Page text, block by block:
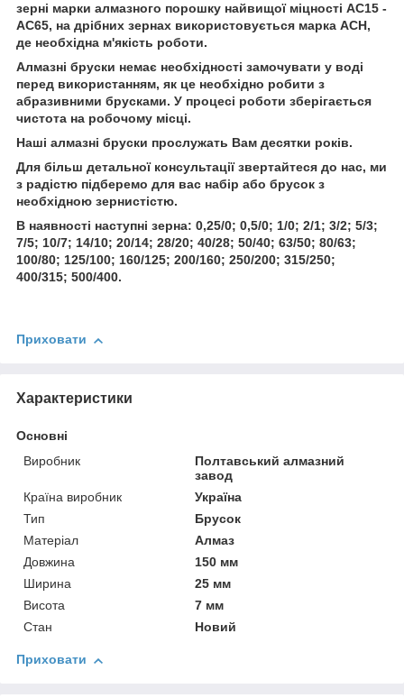
зерні марки алмазного порошку найвищої міцності АС15 -
АС65, на дрібних зернах використовується марка АСН,
де необхідна м'якість роботи.
Алмазні бруски немає необхідності замочувати у воді
перед використанням, як це необхідно робити з
абразивними брусками. У процесі роботи зберігається
чистота на робочому місці.
Наші алмазні бруски прослужать Вам десятки років.
Для більш детальної консультації звертайтеся до нас, ми
з радістю підберемо для вас набір або брусок з
необхідною зернистістю.
В наявності наступні зерна: 0,25/0; 0,5/0; 1/0; 2/1; 3/2; 5/3;
7/5; 10/7; 14/10; 20/14; 28/20; 40/28; 50/40; 63/50; 80/63;
100/80; 125/100; 160/125; 200/160; 250/200; 315/250;
400/315; 500/400.
Приховати
Характеристики
Основні
Виробник
Полтавський алмазний
завод
Країна виробник
Україна
Тип
Брусок
Матеріал
Алмаз
Довжина
150 мм
Ширина
25 мм
Висота
7 мм
Стан
Новий
Приховати